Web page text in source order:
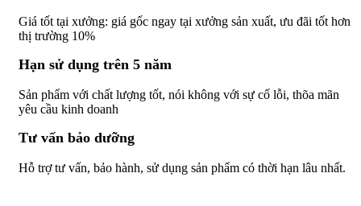
Giá tốt tại xưởng: giá gốc ngay tại xưởng sản xuất, ưu đãi tốt hơn
thị trường 10%
Hạn sử dụng trên 5 năm
Sản phẩm với chất lượng tốt, nói không với sự cố lỗi, thõa mãn
yêu cầu kinh doanh
Tư vấn bảo dưỡng
Hỗ trợ tư vấn, bảo hành, sử dụng sản phẩm có thời hạn lâu nhất.